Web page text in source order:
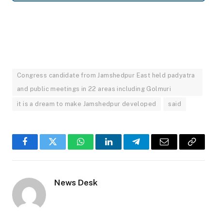
Congress candidate from Jamshedpur East held padyatra
and public meetings in 22 areas including Golmuri
it is a dream to make Jamshedpur developed said
FacebookTwitter WhatsAppLinkedInTelegramEmail
Copy
News Desk